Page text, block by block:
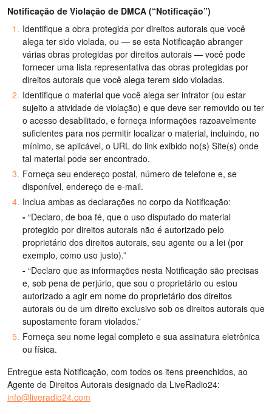
Notificação de Violação de DMCA (“Notificação”)
Identifique a obra protegida por direitos autorais que você
alega ter sido violada, ou — se esta Notificação abranger
várias obras protegidas por direitos autorais — você pode
fornecer uma lista representativa das obras protegidas por
direitos autorais que você alega terem sido violadas.
Identifique o material que você alega ser infrator (ou estar
sujeito a atividade de violação) e que deve ser removido ou ter
o acesso desabilitado, e forneça informações razoavelmente
suficientes para nos permitir localizar o material, incluindo, no
mínimo, se aplicável, o URL do link exibido no(s) Site(s) onde
tal material pode ser encontrado.
Forneça seu endereço postal, número de telefone e, se
disponível, endereço de e-mail.
Inclua ambas as declarações no corpo da Notificação:
- “Declaro, de boa fé, que o uso disputado do material
protegido por direitos autorais não é autorizado pelo
proprietário dos direitos autorais, seu agente ou a lei (por
exemplo, como uso justo).”
- “Declaro que as informações nesta Notificação são precisas
e, sob pena de perjúrio, que sou o proprietário ou estou
autorizado a agir em nome do proprietário dos direitos
autorais ou de um direito exclusivo sob os direitos autorais que
supostamente foram violados.”
Forneça seu nome legal completo e sua assinatura eletrônica
ou física.
Entregue esta Notificação, com todos os itens preenchidos, ao
Agente de Direitos Autorais designado da LiveRadio24:
info@liveradio24.com